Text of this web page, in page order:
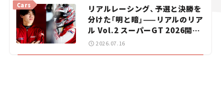
リアルレーシング、予選と決勝を
分けた「明と暗」——リアルのリア
ル Vol.2 スーパーGT 2026開幕
戦 岡山国際サーキット
Cars
2026.07.16